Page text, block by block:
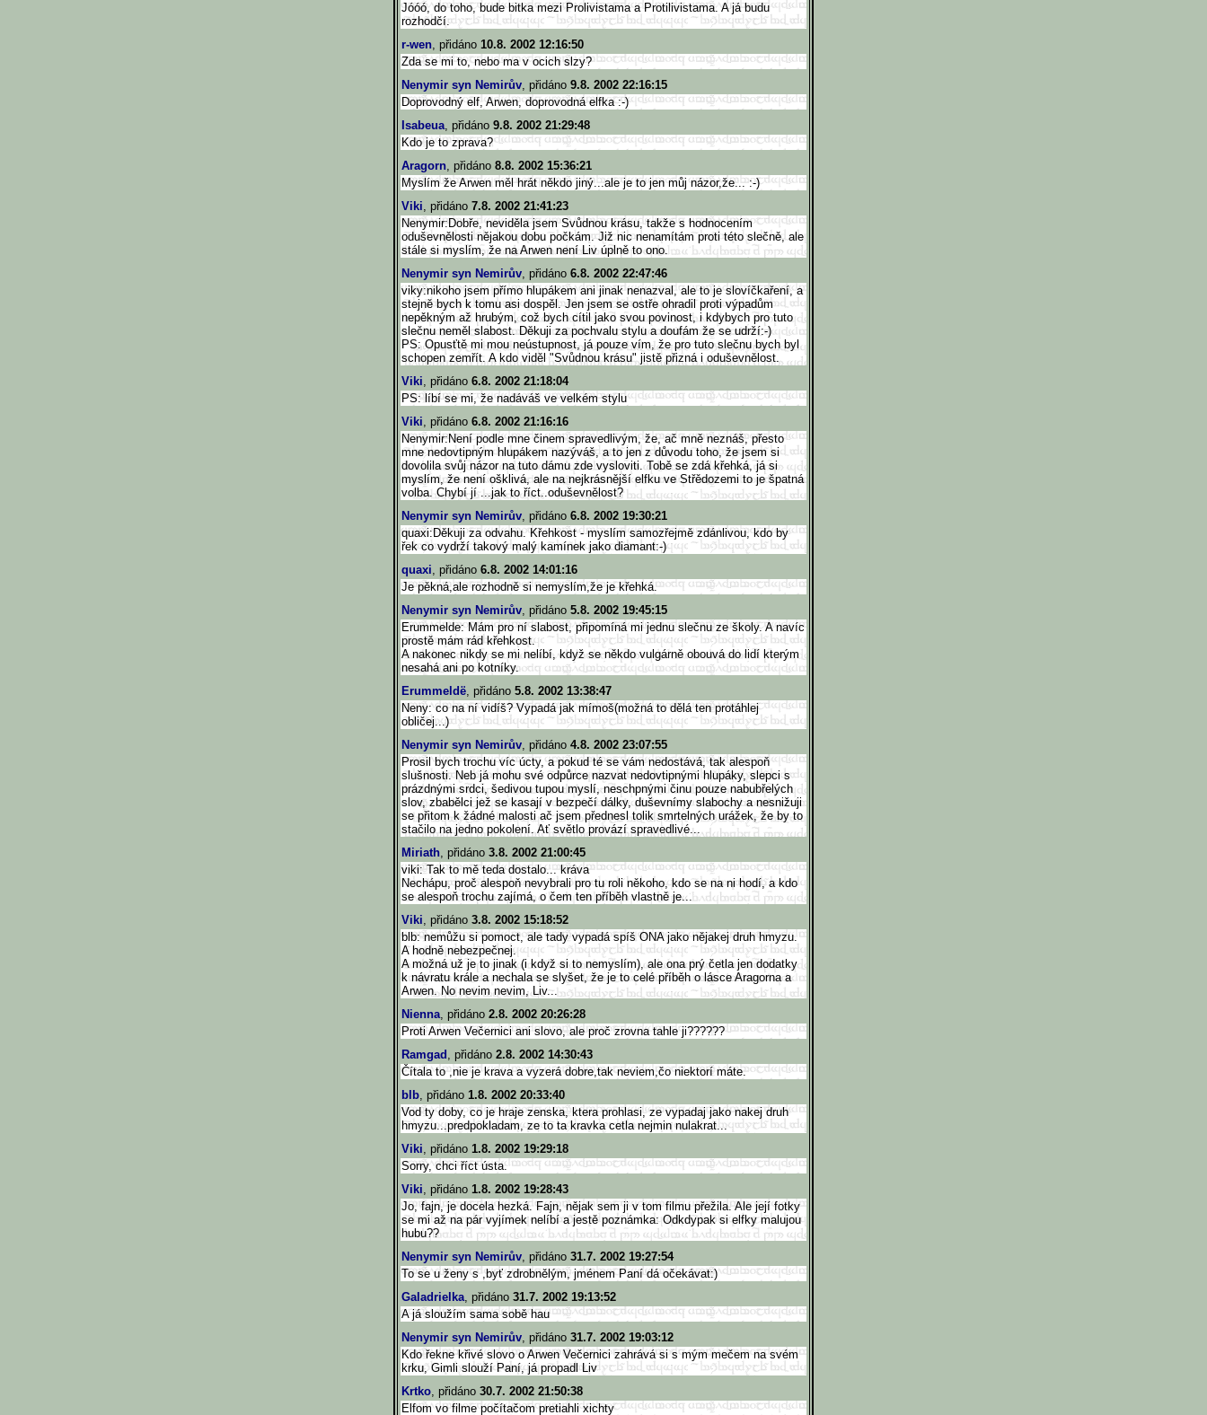
Jóóó, do toho, bude bitka mezi Prolivistama a Protilivistama. A já budu
rozhodčí.
r-wen, přidáno 10.8. 2002 12:16:50
Zda se mi to, nebo ma v ocich slzy?
Nenymir syn Nemirův, přidáno 9.8. 2002 22:16:15
Doprovodný elf, Arwen, doprovodná elfka :-)
Isabeua, přidáno 9.8. 2002 21:29:48
Kdo je to zprava?
Aragorn, přidáno 8.8. 2002 15:36:21
Myslím že Arwen měl hrát někdo jiný...ale je to jen můj názor,že... :-)
Viki, přidáno 7.8. 2002 21:41:23
Nenymir:Dobře, neviděla jsem Svůdnou krásu, takže s hodnocením
oduševnělosti nějakou dobu počkám. Již nic nenamítám proti této slečně, ale
stále si myslím, že na Arwen není Liv úplně to ono.
Nenymir syn Nemirův, přidáno 6.8. 2002 22:47:46
viky:nikoho jsem přímo hlupákem ani jinak nenazval, ale to je slovíčkaření, a
stejně bych k tomu asi dospěl. Jen jsem se ostře ohradil proti výpadům
nepěkným až hrubým, což bych cítil jako svou povinost, i kdybych pro tuto
slečnu neměl slabost. Děkuji za pochvalu stylu a doufám že se udrží:-)
PS: Opusťtě mi mou neústupnost, já pouze vím, že pro tuto slečnu bych byl
schopen zemřít. A kdo viděl "Svůdnou krásu" jistě přizná i oduševnělost.
Viki, přidáno 6.8. 2002 21:18:04
PS: líbí se mi, že nadáváš ve velkém stylu
Viki, přidáno 6.8. 2002 21:16:16
Nenymir:Není podle mne činem spravedlivým, že, ač mně neznáš, přesto
mne nedovtipným hlupákem nazýváš, a to jen z důvodu toho, že jsem si
dovolila svůj názor na tuto dámu zde vysloviti. Tobě se zdá křehká, já si
myslím, že není ošklivá, ale na nejkrásnější elfku ve Střědozemi to je špatná
volba. Chybí jí ...jak to říct..oduševnělost?
Nenymir syn Nemirův, přidáno 6.8. 2002 19:30:21
quaxi:Děkuji za odvahu. Křehkost - myslím samozřejmě zdánlivou, kdo by
řek co vydrží takový malý kamínek jako diamant:-)
quaxi, přidáno 6.8. 2002 14:01:16
Je pěkná,ale rozhodně si nemyslím,že je křehká.
Nenymir syn Nemirův, přidáno 5.8. 2002 19:45:15
Erummelde: Mám pro ní slabost, připomíná mi jednu slečnu ze školy. A navíc
prostě mám rád křehkost.
A nakonec nikdy se mi nelíbí, když se někdo vulgárně obouvá do lidí kterým
nesahá ani po kotníky.
Erummeldë, přidáno 5.8. 2002 13:38:47
Neny: co na ní vidíš? Vypadá jak mímoš(možná to dělá ten protáhlej
obličej...)
Nenymir syn Nemirův, přidáno 4.8. 2002 23:07:55
Prosil bych trochu víc úcty, a pokud té se vám nedostává, tak alespoň
slušnosti. Neb já mohu své odpůrce nazvat nedovtipnými hlupáky, slepci s
prázdnými srdci, šedivou tupou myslí, neschpnými činu pouze nabubřelých
slov, zbabělci jež se kasají v bezpečí dálky, duševnímy slabochy a nesnižuji
se přitom k žádné malosti ač jsem přednesl tolik smrtelných urážek, že by to
stačilo na jedno pokolení. Ať světlo provází spravedlivé...
Miriath, přidáno 3.8. 2002 21:00:45
viki: Tak to mě teda dostalo... kráva
Nechápu, proč alespoň nevybrali pro tu roli někoho, kdo se na ni hodí, a kdo
se alespoň trochu zajímá, o čem ten příběh vlastně je...
Viki, přidáno 3.8. 2002 15:18:52
blb: nemůžu si pomoct, ale tady vypadá spíš ONA jako nějakej druh hmyzu.
A hodně nebezpečnej.
A možná už je to jinak (i když si to nemyslím), ale ona prý četla jen dodatky
k návratu krále a nechala se slyšet, že je to celé příběh o lásce Aragorna a
Arwen. No nevim nevim, Liv...
Nienna, přidáno 2.8. 2002 20:26:28
Proti Arwen Večernici ani slovo, ale proč zrovna tahle ji??????
Ramgad , přidáno 2.8. 2002 14:30:43
Čítala to ,nie je krava a vyzerá dobre,tak neviem,čo niektorí máte.
blb, přidáno 1.8. 2002 20:33:40
Vod ty doby, co je hraje zenska, ktera prohlasi, ze vypadaj jako nakej druh
hmyzu...predpokladam, ze to ta kravka cetla nejmin nulakrat...
Viki, přidáno 1.8. 2002 19:29:18
Sorry, chci říct ústa.
Viki, přidáno 1.8. 2002 19:28:43
Jo, fajn, je docela hezká. Fajn, nějak sem ji v tom filmu přežila. Ale její fotky
se mi až na pár vyjímek nelíbí a jestě poznámka: Odkdypak si elfky malujou
hubu??
Nenymir syn Nemirův, přidáno 31.7. 2002 19:27:54
To se u ženy s ,byť zdrobnělým, jménem Paní dá očekávat:)
Galadrielka, přidáno 31.7. 2002 19:13:52
A já sloužím sama sobě hau
Nenymir syn Nemirův, přidáno 31.7. 2002 19:03:12
Kdo řekne křivé slovo o Arwen Večernici zahrává si s mým mečem na svém
krku, Gimli slouží Paní, já propadl Liv
Krtko, přidáno 30.7. 2002 21:50:38
Elfom vo filme počítačom pretiahli xichty